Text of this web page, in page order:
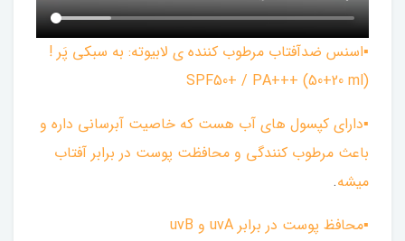
▪︎اسنس ضدآفتاب مرطوب كننده ی لابيوته: به سبكی پَر !
SPF50+ / PA+++ (50+20 ml)
▪︎داراي كپسول های آب هست كه خاصيت آبرسانی داره و
باعث مرطوب كنندگی و محافظت پوست در برابر آفتاب
ميشه.
▪︎محافظ پوست در برابر uvA و uvB